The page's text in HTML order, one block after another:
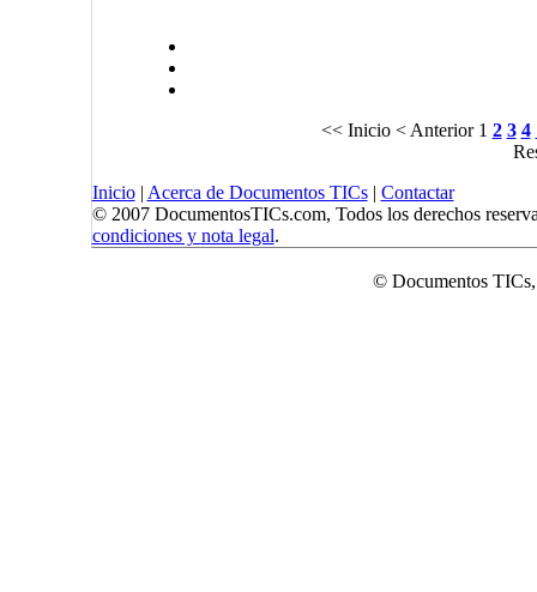
<< Inicio < Anterior 1 2 3 4
Inicio| Acerca de Documentos TICs| Contactar
© 2007 DocumentosTICs.com, Todos los derechos
condiciones y nota legal.
© Documentos